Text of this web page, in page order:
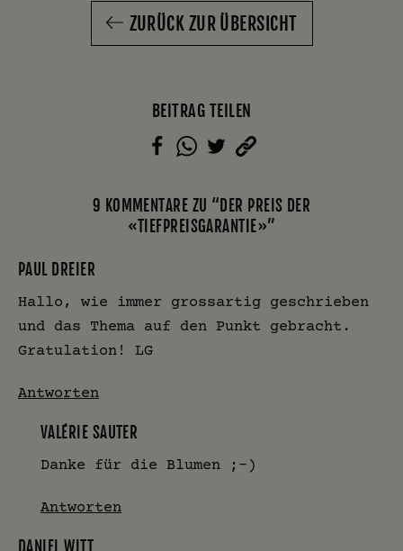
ZURÜCK ZUR ÜBERSICHT
BEITRAG TEILEN
9 KOMMENTARE ZU “DER PREIS DER
«TIEFPREISGARANTIE»”
PAUL DREIER
Hallo, wie immer grossartig geschrieben
und das Thema auf den Punkt gebracht.
Gratulation! LG
Antworten
VALÉRIE SAUTER
Danke für die Blumen ;-)
Antworten
DANIEL WITT